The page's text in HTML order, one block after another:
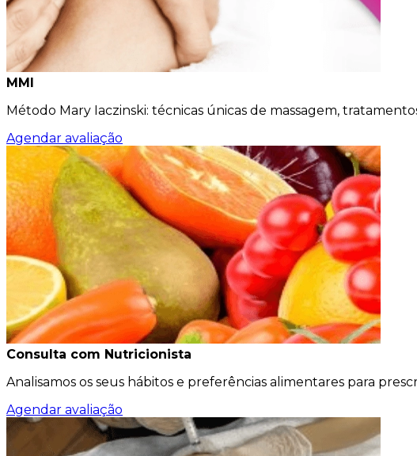
MMI
Método Mary Iaczinski: técnicas únicas de massagem,
Agendar avaliação
Consulta com Nutricionista
Analisamos os seus hábitos e preferências alimentares para
Agendar avaliação